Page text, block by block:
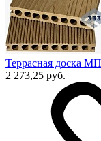
Террасная доска
2 273,25 руб.